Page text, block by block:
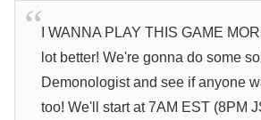
I WANNA PLAY THIS GAME
lot better! We're gonna do some
Demonologist and see if anyone
too! We'll start at 7AM EST (8PM